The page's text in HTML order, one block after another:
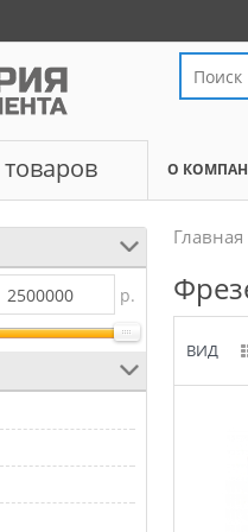
товаров О
р.
Главная
ВИД